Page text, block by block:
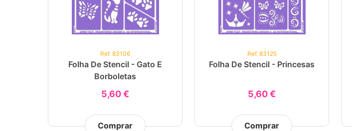
Ref. 83106
Folha De Stencil - Gato E
Borboletas
5,60 €
Comprar
Ref. 83125
Folha De Stencil - Princesas
5,60 €
Comprar